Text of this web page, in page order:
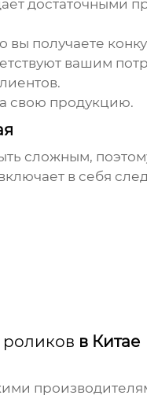
достаточными
вы получаете
вашим
свою продукцию.
сложным,
в себя
в Китае